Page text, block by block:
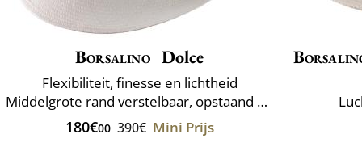
Borsalino Dolce
Flexibiliteit, finesse en lichtheid
Middelgrote rand verstelbaar, opstaand of verlaagd
180€00 390€ Mini Prijs